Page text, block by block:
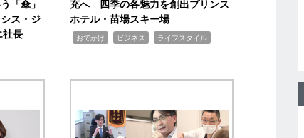
「傘」
ス・ジ
社長
充へ 四季の各魅力を創出プリンス
ホテル・苗場スキー場
おでかけ ビジネス ライフスタイル